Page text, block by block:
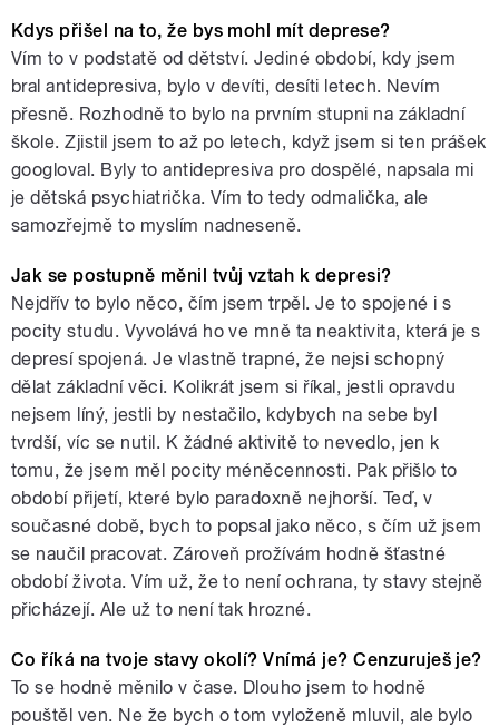
Kdys přišel na to, že bys mohl mít deprese?
Vím to v podstatě od dětství. Jediné období, kdy jsem
bral antidepresiva, bylo v devíti, desíti letech. Nevím
přesně. Rozhodně to bylo na prvním stupni na základní
škole. Zjistil jsem to až po letech, když jsem si ten prášek
googloval. Byly to antidepresiva pro dospělé, napsala mi
je dětská psychiatrička. Vím to tedy odmalička, ale
samozřejmě to myslím nadneseně.
Jak se postupně měnil tvůj vztah k depresi?
Nejdřív to bylo něco, čím jsem trpěl. Je to spojené i s
pocity studu. Vyvolává ho ve mně ta neaktivita, která je s
depresí spojená. Je vlastně trapné, že nejsi schopný
dělat základní věci. Kolikrát jsem si říkal, jestli opravdu
nejsem líný, jestli by nestačilo, kdybych na sebe byl
tvrdší, víc se nutil. K žádné aktivitě to nevedlo, jen k
tomu, že jsem měl pocity méněcennosti. Pak přišlo to
období přijetí, které bylo paradoxně nejhorší. Teď, v
současné době, bych to popsal jako něco, s čím už jsem
se naučil pracovat. Zároveň prožívám hodně šťastné
období života. Vím už, že to není ochrana, ty stavy stejně
přicházejí. Ale už to není tak hrozné.
Co říká na tvoje stavy okolí? Vnímá je? Cenzuruješ je?
To se hodně měnilo v čase. Dlouho jsem to hodně
pouštěl ven. Ne že bych o tom vyloženě mluvil, ale bylo